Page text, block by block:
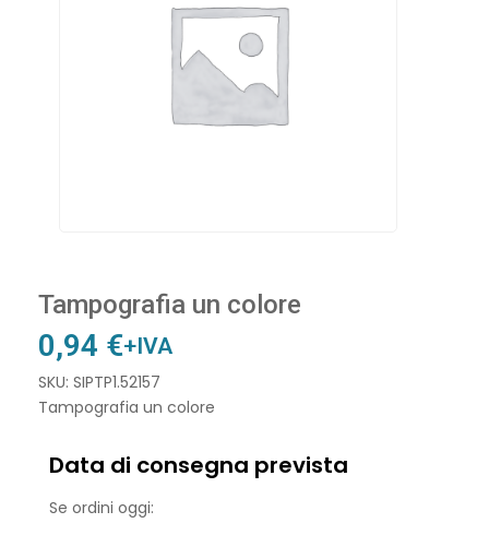
Tampografia un colore
0,94 €+IVA
SKU: SIPTP1.52157
Tampografia un colore
Data di consegna prevista
Se ordini oggi: